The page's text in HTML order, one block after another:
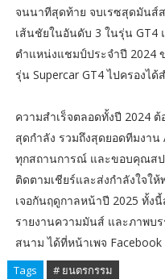
จนนาทีสุดท้าย จบเรซสุดมันส์
เส้นชัยในอันดับ 3 ในรุ่น GT4
ตำแหน่งแชมป์ประจำปี 2024
รุ่น Supercar GT4 ไปครองได้
ความสำเร็จตลอดทั้งปี 2024
สุดกำลัง รวมถึงสุดยอดทีมงา
ทุกสถานการณ์ และขอบคุณส
ติดตามเชียร์และส่งกำลังใจใ
เจอกันฤดูกาลหน้าปี 2025 ทั้ง
รายงานความมันส์ และภาพบ
สนาม ได้ที่หน้าเพจ
Tags # ยนตรกรรม